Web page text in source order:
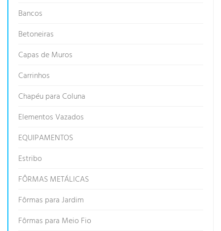
Bancos
Betoneiras
Capas de Muros
Carrinhos
Chapéu para Coluna
Elementos Vazados
EQUIPAMENTOS
Estribo
FÔRMAS METÁLICAS
Fôrmas para Jardim
Fôrmas para Meio Fio